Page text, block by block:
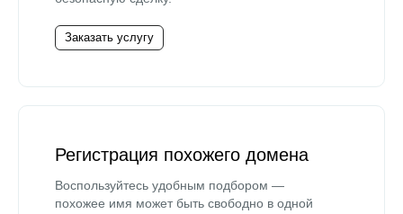
Заказать услугу
Регистрация похожего домена
Воспользуйтесь удобным подбором —
похожее имя может быть свободно в одной